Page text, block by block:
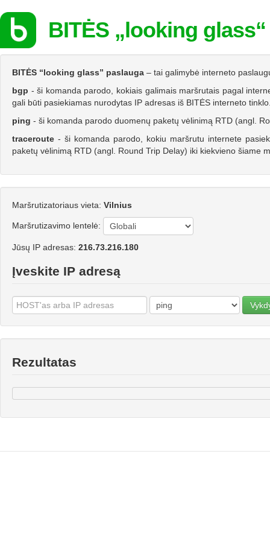
BITĖS „looking glass“
BITĖS “looking glass” paslauga – tai galimybė interneto
bgp - ši komanda parodo, kokiais galimais maršrutais pagal
gali būti pasiekiamas nurodytas IP adresas iš BITĖS interneto
ping - ši komanda parodo duomenų paketų vėlinimą RTD (angl.
traceroute - ši komanda parodo, kokiu maršrutu internete
paketų vėlinimą RTD (angl. Round Trip Delay) iki kiekvieno šiame
Maršrutizatoriaus vieta: Vilnius
Maršrutizavimo lentelė:
Jūsų IP adresas: 216.73.216.180
Įveskite IP adresą
Rezultatas